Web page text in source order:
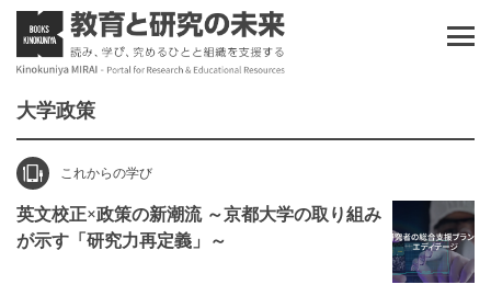
大学政策
これからの学び
英文校正×政策の新潮流 ～京都大学の取り組み
が示す「研究力再定義」～